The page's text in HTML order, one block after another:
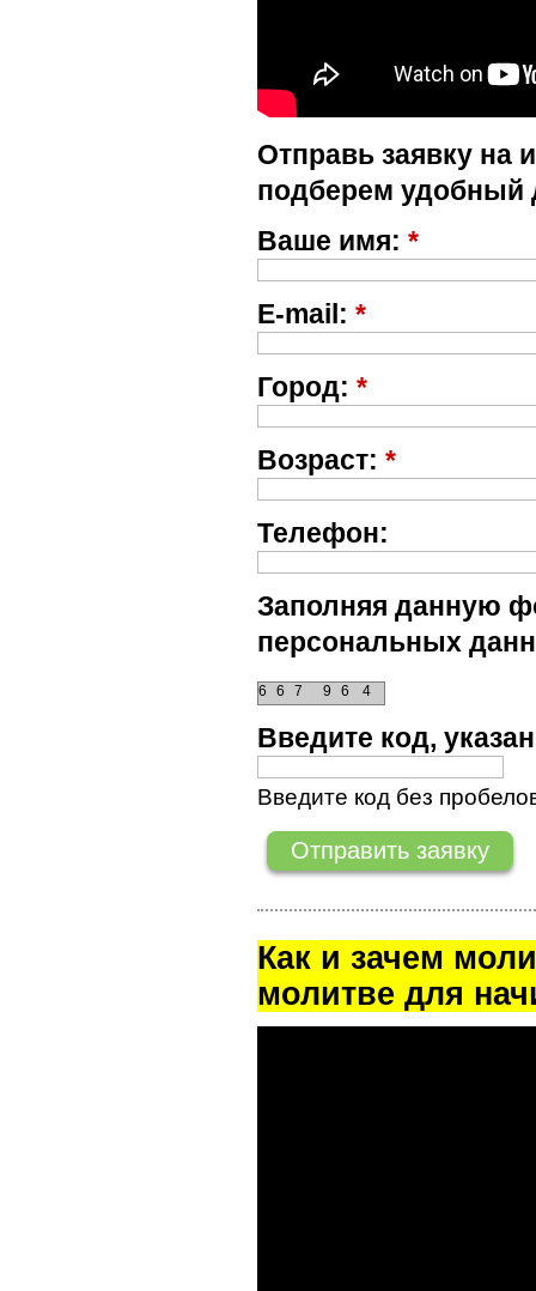
Отправь заявку на
подберем удобный
Ваше имя: *
E-mail: *
Город: *
Возраст: *
Телефон:
Заполняя данную
персональных
9 4
6
6 6 7
Введите код,
Введите код без
Как и зачем
молитве для